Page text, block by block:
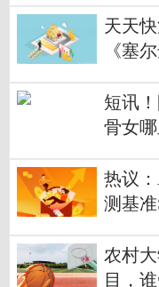
天天
《塞
短讯
骨女
热议
测基
农村
目，